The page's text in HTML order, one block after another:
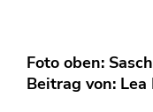
Foto oben:
Beitrag von: Lea